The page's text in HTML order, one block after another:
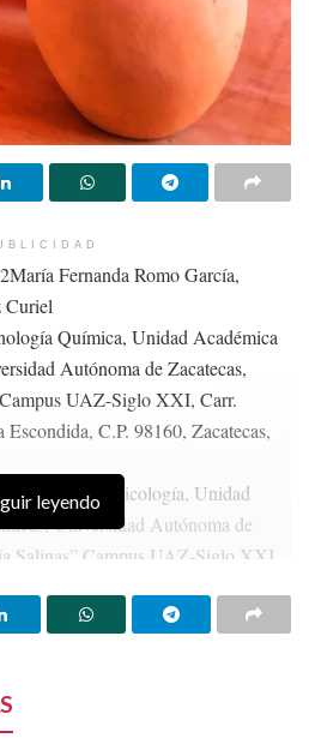
Fernanda Romo García,
Curiel
Química, Unidad Académica
Autónoma de Zacatecas,
UAZ-Siglo XXI, Carr.
C.P. 98160, Zacatecas,
en Inmunotoxicología, Unidad
Universidad Autónoma de
Salinas” Campus UAZ-Siglo XXI,
presentados en coloridas piezas
identidad cultural como
leyendo